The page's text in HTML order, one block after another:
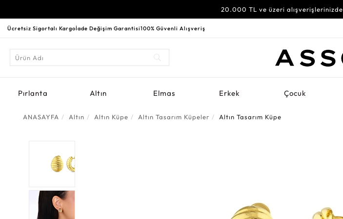
20.000 TL ve üzeri alışverişlerinizde
Ücretsiz Sigortalı Kargoİade Değişim Garantisi100% Güvenli Alışveriş
Pırlanta Altın Elmas Erkek Çocuk
ANASAYFA Altın Altın Küpe Altın Tasarım Küpeler Altın Tasarım Küpe